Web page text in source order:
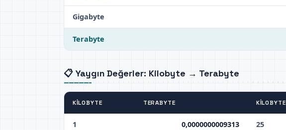
Gigabyte
Terabyte
📋 Yaygın Değerler: Kilobyte → Terabyte
KILOBYTE TERABYTE KILOBYTE
1 0,0000000009313 25